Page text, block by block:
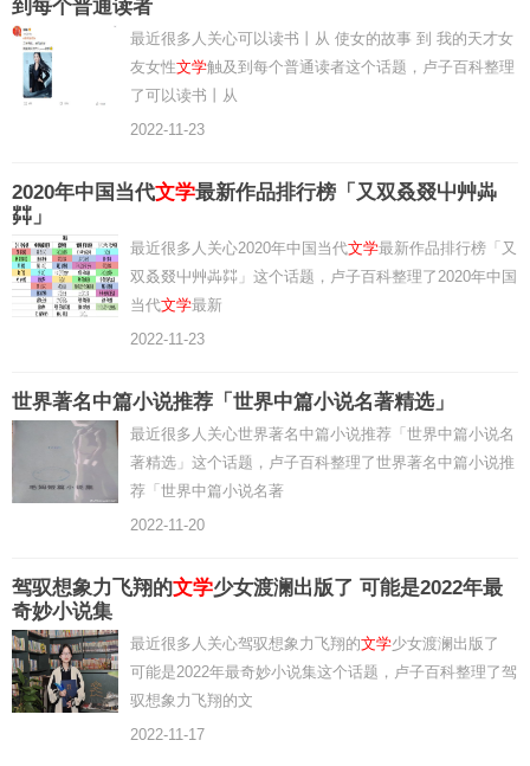
到每个普通读者
最近很多人关心可以读书丨从 使女的故事 到 我的天才女
友女性文学触及到每个普通读者这个话题，卢子百科整理
了可以读书丨从
2022-11-23
2020年中国当代文学最新作品排行榜「又双叒叕屮艸芔
茻」
最近很多人关心2020年中国当代文学最新作品排行榜「又
双叒叕屮艸芔茻」这个话题，卢子百科整理了2020年中国
当代文学最新
2022-11-23
世界著名中篇小说推荐「世界中篇小说名著精选」
最近很多人关心世界著名中篇小说推荐「世界中篇小说名
著精选」这个话题，卢子百科整理了世界著名中篇小说推
荐「世界中篇小说名著
2022-11-20
驾驭想象力飞翔的文学少女渡澜出版了 可能是2022年最
奇妙小说集
最近很多人关心驾驭想象力飞翔的文学少女渡澜出版了
可能是2022年最奇妙小说集这个话题，卢子百科整理了驾
驭想象力飞翔的文
2022-11-17